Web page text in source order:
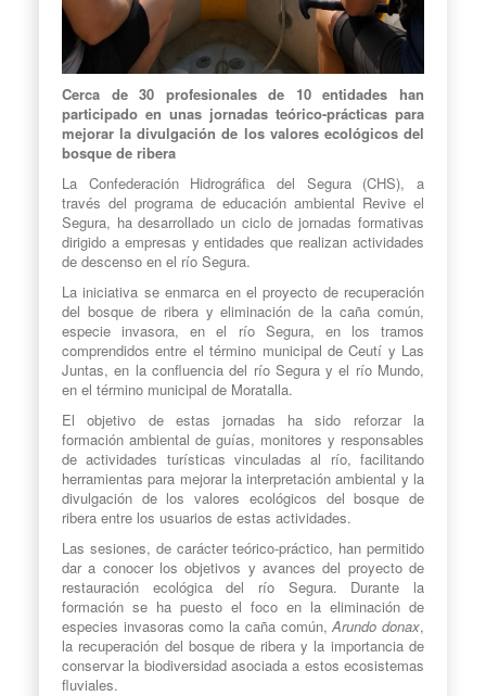
Cerca de 30 profesionales de 10 entidades han
participado en unas jornadas teórico-prácticas para
mejorar la divulgación de los valores ecológicos del
bosque de ribera
La Confederación Hidrográfica del Segura (CHS), a
través del programa de educación ambiental Revive el
Segura, ha desarrollado un ciclo de jornadas formativas
dirigido a empresas y entidades que realizan actividades
de descenso en el río Segura.
La iniciativa se enmarca en el proyecto de recuperación
del bosque de ribera y eliminación de la caña común,
especie invasora, en el río Segura, en los tramos
comprendidos entre el término municipal de Ceutí y Las
Juntas, en la confluencia del río Segura y el río Mundo,
en el término municipal de Moratalla.
El objetivo de estas jornadas ha sido reforzar la
formación ambiental de guías, monitores y responsables
de actividades turísticas vinculadas al río, facilitando
herramientas para mejorar la interpretación ambiental y la
divulgación de los valores ecológicos del bosque de
ribera entre los usuarios de estas actividades.
Las sesiones, de carácter teórico-práctico, han permitido
dar a conocer los objetivos y avances del proyecto de
restauración ecológica del río Segura. Durante la
formación se ha puesto el foco en la eliminación de
especies invasoras como la caña común,Arundo donax,
la recuperación del bosque de ribera y la importancia de
conservar la biodiversidad asociada a estos ecosistemas
fluviales.